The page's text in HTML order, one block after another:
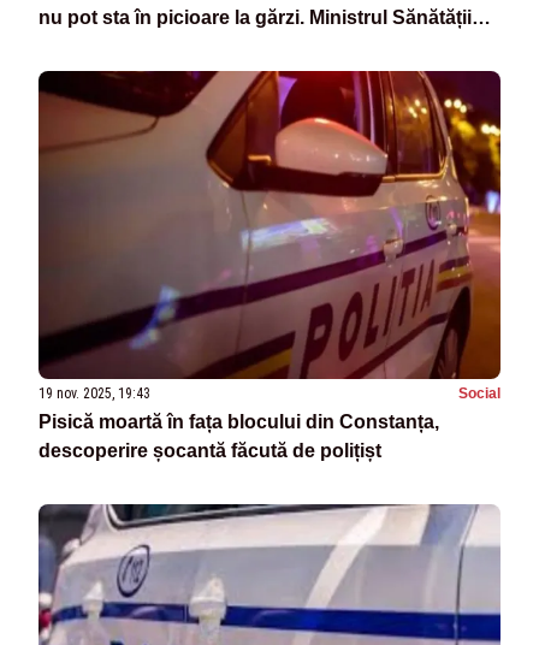
nu pot sta în picioare la gărzi. Ministrul Sănătății
19 nov. 2025, 19:43 Social
Pisică moartă în fața blocului din Constanța,
descoperire șocantă făcută de polițișt